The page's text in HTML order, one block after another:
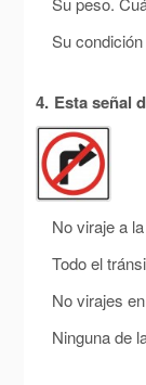
Su
4. Esta señal
No viraje a
Todo el
No virajes
Ninguna de